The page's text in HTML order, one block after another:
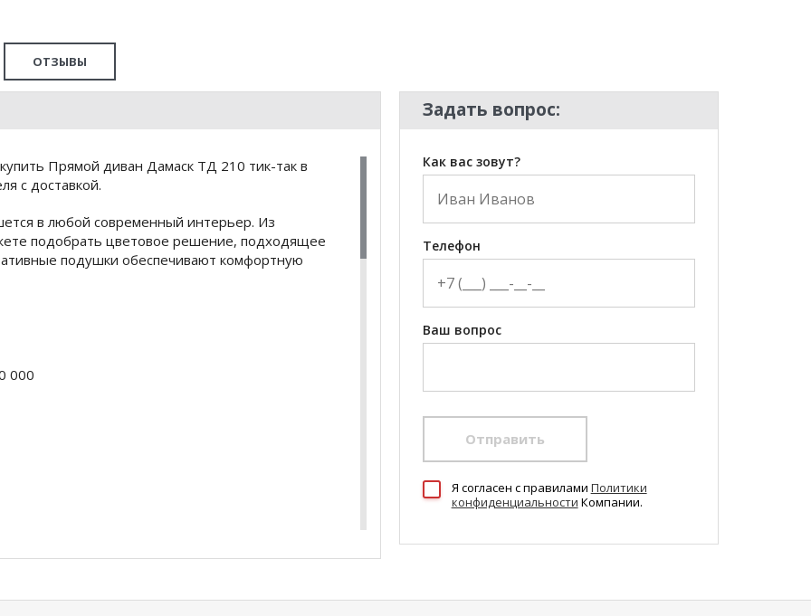
ОТЗЫВЫ
Прямой диван Дамаск ТД 210 тик-так в
с доставкой.
в любой современный интерьер. Из
подобрать цветовое решение, подходящее
подушки обеспечивают комфортную
000
Задать вопрос:
Как вас зовут?
Телефон
Ваш вопрос
Отправить
Я согласен c правилами Политики
конфиденциальности Компании.